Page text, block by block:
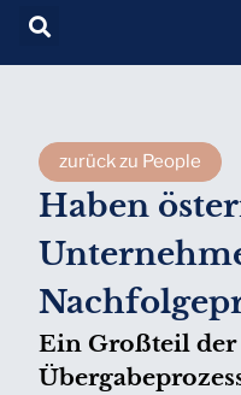
zurück zu People
Haben
Ein Großteil